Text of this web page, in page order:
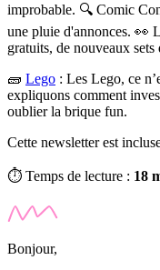
improbable. 🔍 Comic
une pluie d'annonces. 👀
gratuits, de nouveaux
🧱 Lego : Les Lego, ce
expliquons comment
oublier la brique fun.
Cette newsletter est
⏱️ Temps de lecture : 18
Bonjour,